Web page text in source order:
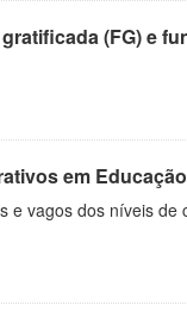
(FG) e
em
vagos dos níveis de